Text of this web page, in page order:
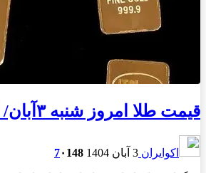
قیمت طلا امروز شنبه ۳آبان/ افزایش قیمت + جدول
اکوایران 3 آبان 1404 7۰ 148